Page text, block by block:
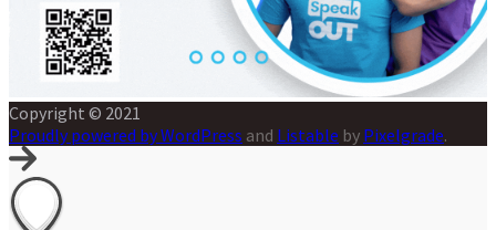
Copyright © 2021
Proudly powered by WordPress and Listable by Pixelgrade.